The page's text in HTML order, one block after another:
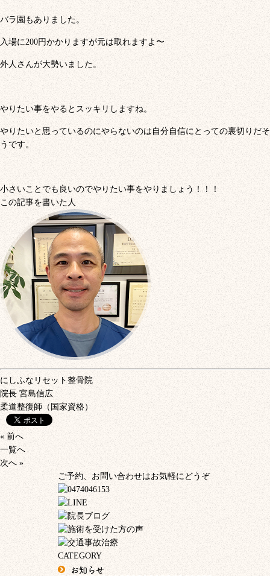
バラ園もありました。
入場に200円かかりますが元は取れますよ〜
外人さんが大勢いました。
やりたい事をやるとスッキリしますね。
やりたいと思っているのにやらないのは自分自信にとっての裏切りだそ
うです。
小さいことでも良いのでやりたい事をやりましょう！！！
この記事を書いた人
にしふなリセット整骨院
院長 宮島信広
柔道整復師（国家資格）
« 前へ
一覧へ
次へ »
ご予約、お問い合わせはお気軽にどうぞ
CATEGORY
お知らせ